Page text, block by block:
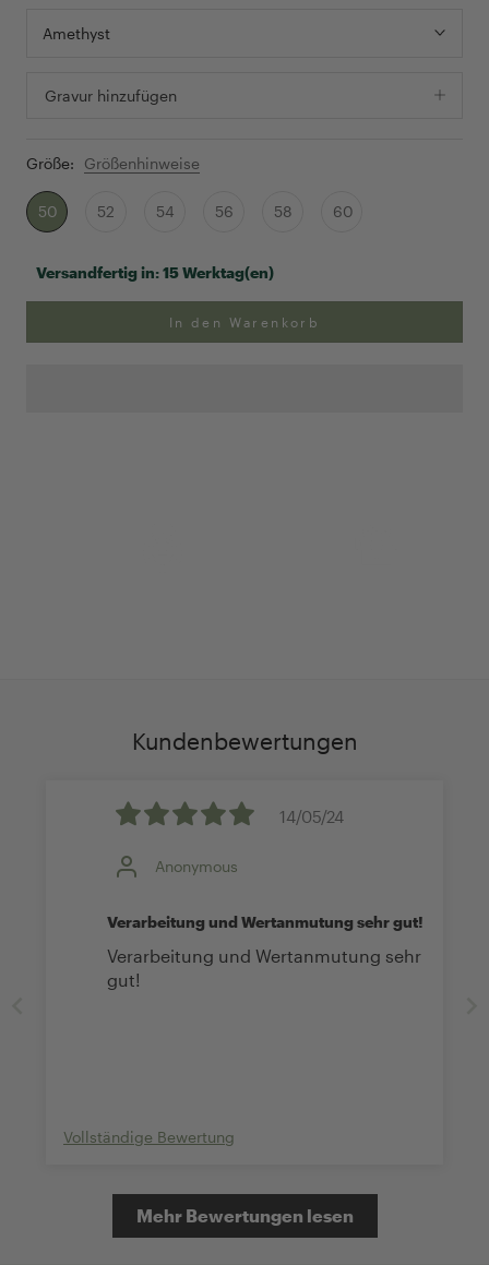
Amethyst
Gravur hinzufügen
Größe: Größenhinweise
50 52 54 56 58 60
Versandfertig in:15 Werktag(en)
In den Warenkorb
Kundenbewertungen
14/05/24
Anonymous
Verarbeitung und Wertanmutung sehr gut!
Verarbeitung und Wertanmutung sehr
gut!
Vollständige Bewertung
Mehr Bewertungen lesen